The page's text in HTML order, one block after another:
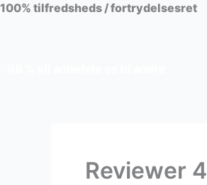
100% tilfredsheds / fortrydelsesret
Reviewer 4